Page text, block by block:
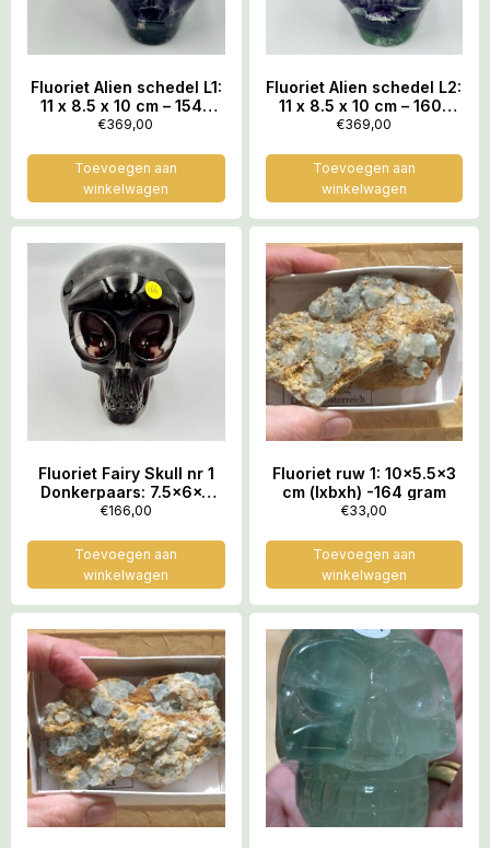
Fluoriet Alien schedel L1:
11 x 8.5 x 10 cm – 1547
gram
€369,00
Toevoegen aan
winkelwagen
Fluoriet Alien schedel L2:
11 x 8.5 x 10 cm – 1601
gram
€369,00
Toevoegen aan
winkelwagen
Fluoriet Fairy Skull nr 1
Donkerpaars: 7.5x6x7
cm (lxbrxh) – 421 gr =
€166,00
Toevoegen aan
winkelwagen
Fluoriet ruw 1: 10×5.5×3
cm (lxbxh) -164 gram
€33,00
Toevoegen aan
winkelwagen